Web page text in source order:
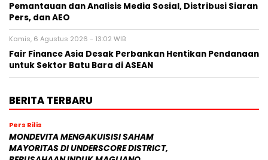
Pemantauan dan Analisis Media Sosial, Distribusi Siaran
Pers, dan AEO
Kamis, 6 Agustus 2026 - 13:02 WIB
Fair Finance Asia Desak Perbankan Hentikan Pendanaan
untuk Sektor Batu Bara di ASEAN
BERITA TERBARU
Pers Rilis
MONDEVITA MENGAKUISISI SAHAM
MAYORITAS DI UNDERSCORE DISTRICT,